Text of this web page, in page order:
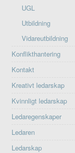
UGL
Utbildning
Vidareutbildning
Konflikthantering
Kontakt
Kreativt ledarskap
Kvinnligt ledarskap
Ledaregenskaper
Ledaren
Ledarskap